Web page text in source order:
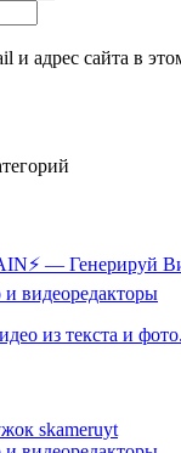
и адрес сайта в
— Генерируй
видеоредакторы
из текста и фото.
skameruyt